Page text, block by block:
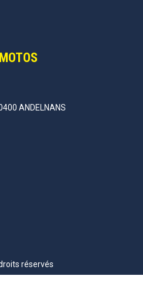
ANDELNANS
réservés